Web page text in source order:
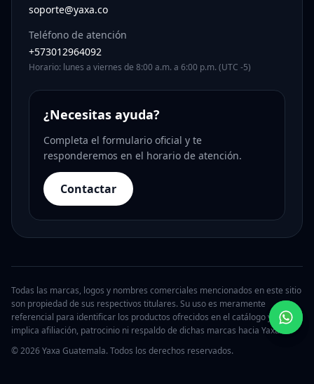
soporte@yaxa.co
Teléfono de atención
+573012964092
Horario: lunes a viernes de 8:00 a.m. a 6:00 p.m. (UTC -5)
¿Necesitas ayuda?
Completa el formulario oficial y te
responderemos en el horario de atención.
Contactar
Todas las marcas, logos y nombres comerciales mencionados en este sitio
son propiedad de sus respectivos titulares. Su uso es meramente
referencial para identificar los productos ofrecidos en el catálogo y no
implica afiliación, patrocinio ni respaldo de dichas marcas hacia Yaxa.
© 2026 Yaxa Guatemala. Todos los derechos reservados.